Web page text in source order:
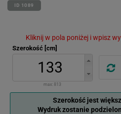
ID 1089
Kliknij w pola poniżej i wpisz
Szerokość [cm]
max: 813
Szerokość jest
Wydruk zostanie